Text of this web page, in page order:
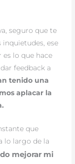
seguro que te
ese
lo que hace
feedback a
tenido una
aplacar la
que
lo largo de la
mejorar mi